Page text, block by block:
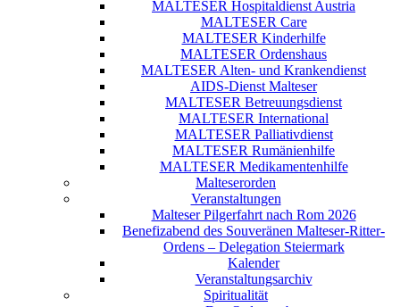
MALTESER Hospitaldienst Austria
MALTESER Care
MALTESER Kinderhilfe
MALTESER Ordenshaus
MALTESER Alten- und Krankendienst
AIDS-Dienst Malteser
MALTESER Betreuungsdienst
MALTESER International
MALTESER Palliativdienst
MALTESER Rumänienhilfe
MALTESER Medikamentenhilfe
Malteserorden
Veranstaltungen
Malteser Pilgerfahrt nach Rom 2026
Benefizabend des Souveränen Malteser-Ritter-
Ordens – Delegation Steiermark
Kalender
Veranstaltungsarchiv
Spiritualität